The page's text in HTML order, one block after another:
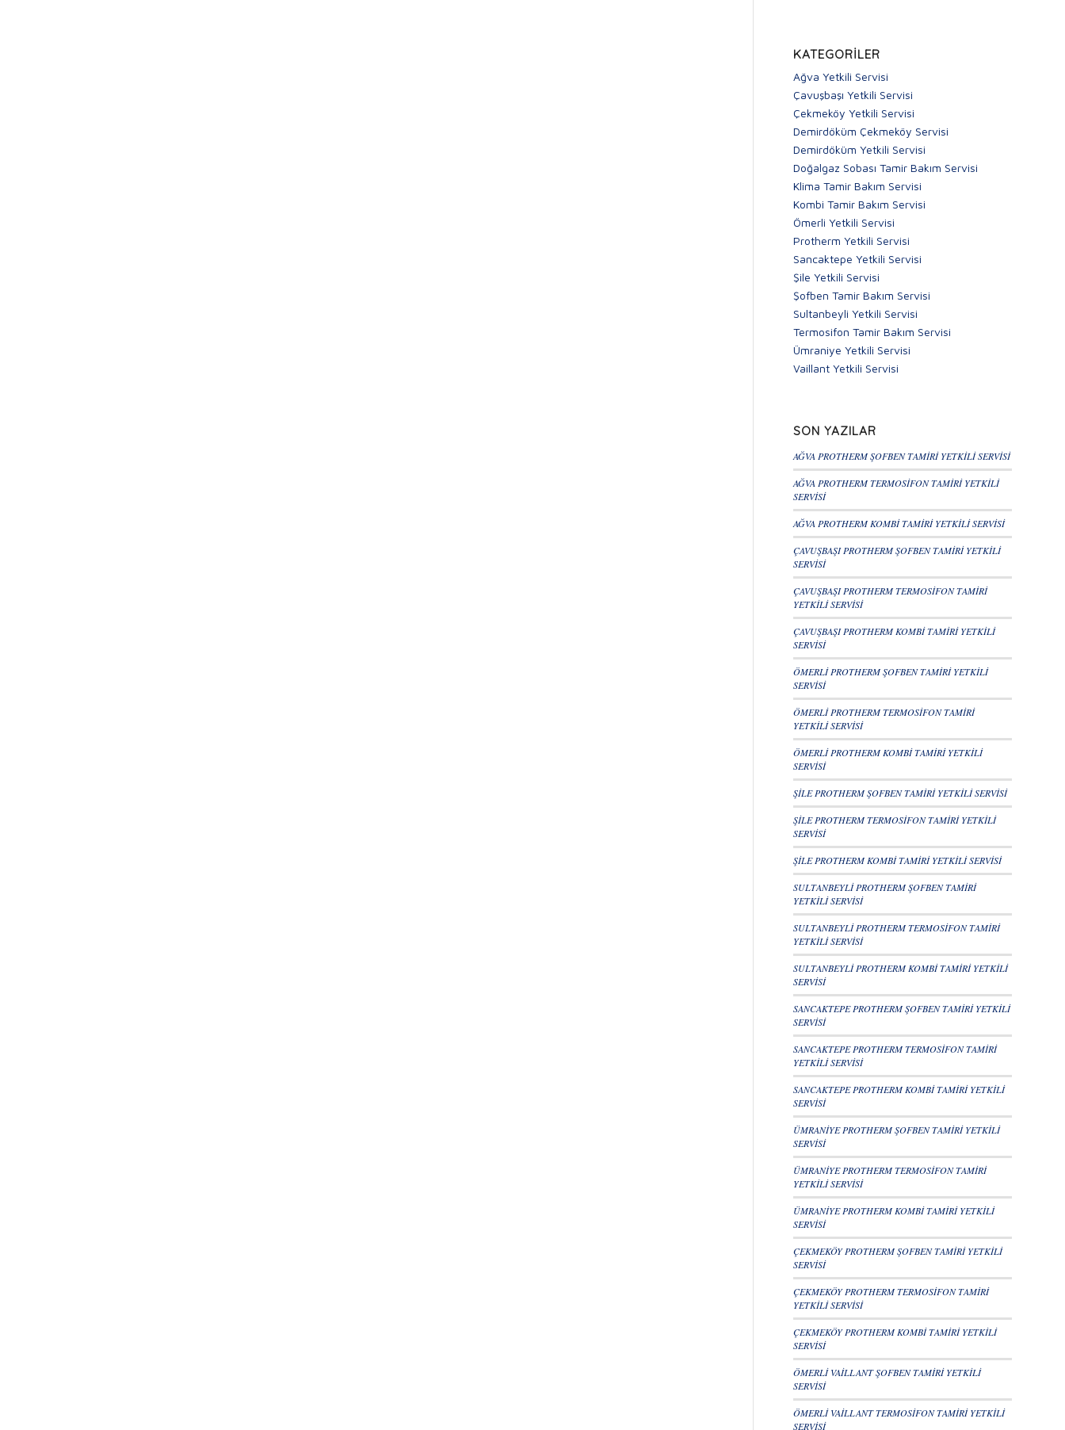
KATEGORILER
Ağva Yetkili Servisi
Çavuşbaşı Yetkili Servisi
Çekmeköy Yetkili Servisi
Demirdöküm Çekmeköy Servisi
Demirdöküm Yetkili Servisi
Doğalgaz Sobası Tamir Bakım Servisi
Klima Tamir Bakım Servisi
Kombi Tamir Bakım Servisi
Ömerli Yetkili Servisi
Protherm Yetkili Servisi
Sancaktepe Yetkili Servisi
Şile Yetkili Servisi
Şofben Tamir Bakım Servisi
Sultanbeyli Yetkili Servisi
Termosifon Tamir Bakım Servisi
Ümraniye Yetkili Servisi
Vaillant Yetkili Servisi
SON YAZILAR
AĞVA PROTHERM ŞOFBEN TAMİRİ YETKİLİ SERVİSİ
AĞVA PROTHERM TERMOSİFON TAMİRİ YETKİLİ
SERVİSİ
AĞVA PROTHERM KOMBİ TAMİRİ YETKİLİ SERVİSİ
ÇAVUŞBAŞI PROTHERM ŞOFBEN TAMİRİ YETKİLİ
SERVİSİ
ÇAVUŞBAŞI PROTHERM TERMOSİFON TAMİRİ
YETKİLİ SERVİSİ
ÇAVUŞBAŞI PROTHERM KOMBİ TAMİRİ YETKİLİ
SERVİSİ
ÖMERLİ PROTHERM ŞOFBEN TAMİRİ YETKİLİ
SERVİSİ
ÖMERLİ PROTHERM TERMOSİFON TAMİRİ
YETKİLİ SERVİSİ
ÖMERLİ PROTHERM KOMBİ TAMİRİ YETKİLİ
SERVİSİ
ŞİLE PROTHERM ŞOFBEN TAMİRİ YETKİLİ SERVİSİ
ŞİLE PROTHERM TERMOSİFON TAMİRİ YETKİLİ
SERVİSİ
ŞİLE PROTHERM KOMBİ TAMİRİ YETKİLİ SERVİSİ
SULTANBEYLİ PROTHERM ŞOFBEN TAMİRİ
YETKİLİ SERVİSİ
SULTANBEYLİ PROTHERM TERMOSİFON TAMİRİ
YETKİLİ SERVİSİ
SULTANBEYLİ PROTHERM KOMBİ TAMİRİ YETKİLİ
SERVİSİ
SANCAKTEPE PROTHERM ŞOFBEN TAMİRİ YETKİLİ
SERVİSİ
SANCAKTEPE PROTHERM TERMOSİFON TAMİRİ
YETKİLİ SERVİSİ
SANCAKTEPE PROTHERM KOMBİ TAMİRİ YETKİLİ
SERVİSİ
ÜMRANİYE PROTHERM ŞOFBEN TAMİRİ YETKİLİ
SERVİSİ
ÜMRANİYE PROTHERM TERMOSİFON TAMİRİ
YETKİLİ SERVİSİ
ÜMRANİYE PROTHERM KOMBİ TAMİRİ YETKİLİ
SERVİSİ
ÇEKMEKÖY PROTHERM ŞOFBEN TAMİRİ YETKİLİ
SERVİSİ
ÇEKMEKÖY PROTHERM TERMOSİFON TAMİRİ
YETKİLİ SERVİSİ
ÇEKMEKÖY PROTHERM KOMBİ TAMİRİ YETKİLİ
SERVİSİ
ÖMERLİ VAİLLANT ŞOFBEN TAMİRİ YETKİLİ
SERVİSİ
ÖMERLİ VAİLLANT TERMOSİFON TAMİRİ YETKİLİ
SERVİSİ